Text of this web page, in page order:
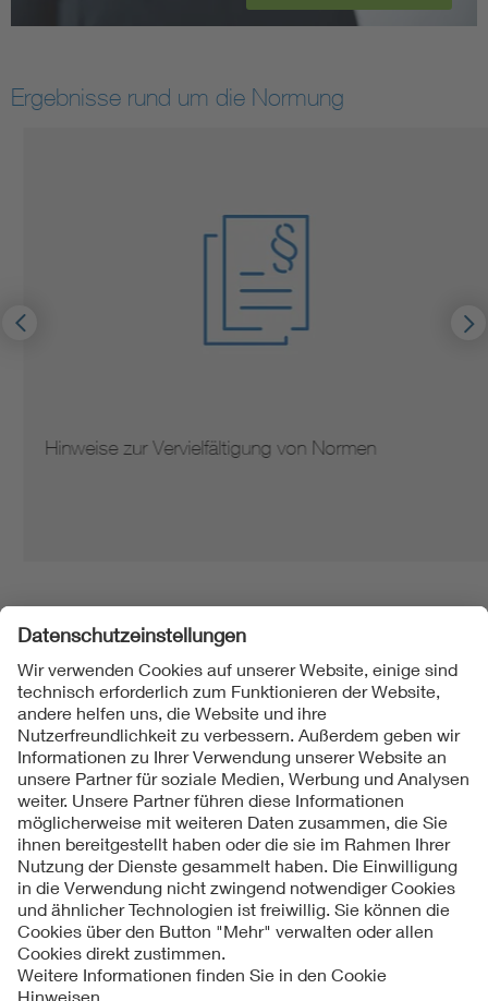
Ergebnisse rund um die Normung
Hinweise zur Vervielfältigung von Normen
Folgen Sie uns
Kontakt
Impressum
Datenschutzinformationen